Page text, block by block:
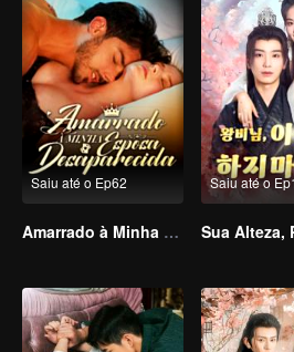
Saiu até o Ep62
Amarrado à Minha Esposa Desaparecida
Saiu até o